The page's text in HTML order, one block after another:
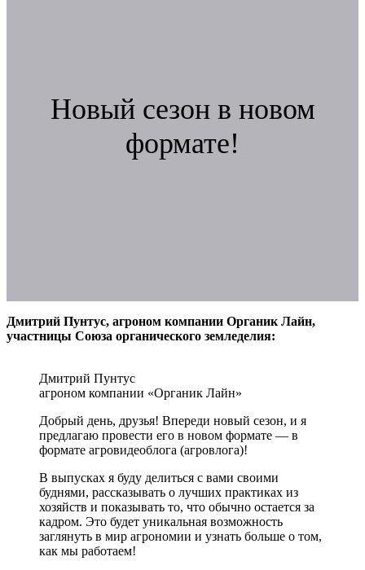
Новый сезон в новом
формате!
Дмитрий Пунтус, агроном компании Органик Лайн,
участницы Союза органического земледелия:
Дмитрий Пунтус
агроном компании «Органик Лайн»
Добрый день, друзья! Впереди новый сезон, и я
предлагаю провести его в новом формате — в
формате агровидеоблога (агровлога)!
В выпусках я буду делиться с вами своими
буднями, рассказывать о лучших практиках из
хозяйств и показывать то, что обычно остается за
кадром. Это будет уникальная возможность
заглянуть в мир агрономии и узнать больше о том,
как мы работаем!